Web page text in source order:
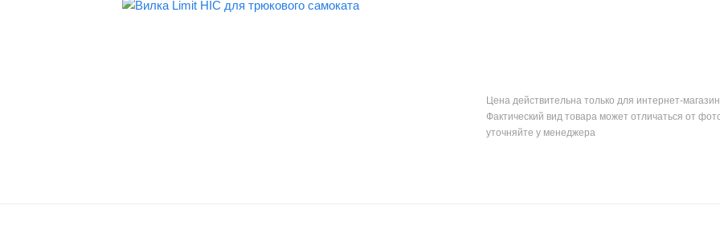
Цена действительна только для интернет-
Фактический вид товара может отличаться от
уточняйте у менеджера